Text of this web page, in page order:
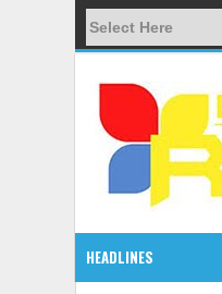
HEADLINES